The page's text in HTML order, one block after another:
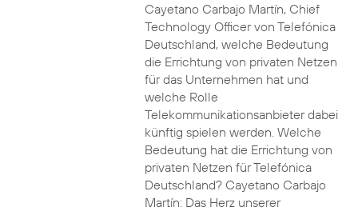
Cayetano Carbajo Martín, Chief
Technology Officer von Telefónica
Deutschland, welche Bedeutung
die Errichtung von privaten Netzen
für das Unternehmen hat und
welche Rolle
Telekommunikationsanbieter dabei
künftig spielen werden. Welche
Bedeutung hat die Errichtung von
privaten Netzen für Telefónica
Deutschland? Cayetano Carbajo
Martín: Das Herz unserer